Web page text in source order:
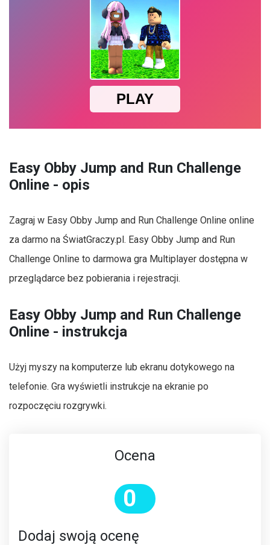
Easy Obby Jump and Run Challenge
Online - opis
Zagraj w Easy Obby Jump and Run Challenge Online online
za darmo na ŚwiatGraczy.pl. Easy Obby Jump and Run
Challenge Online to darmowa gra Multiplayer dostępna w
przeglądarce bez pobierania i rejestracji.
Easy Obby Jump and Run Challenge
Online - instrukcja
Użyj myszy na komputerze lub ekranu dotykowego na
telefonie. Gra wyświetli instrukcje na ekranie po
rozpoczęciu rozgrywki.
Ocena
0
Dodaj swoją ocenę